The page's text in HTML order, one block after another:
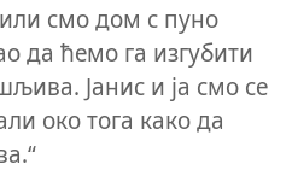
смо дом с пуно
да ћемо га изгубити
Јанис и ја смо се
око тога како да